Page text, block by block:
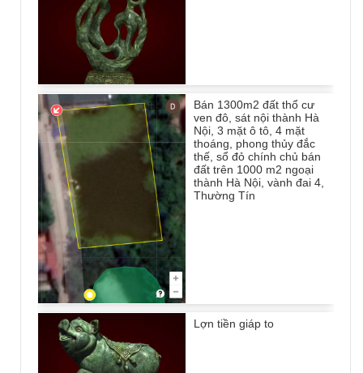
Bán 1300m2 đất thổ cư
ven đô, sát nội thành Hà
Nội, 3 mặt ô tô, 4 mặt
thoáng, phong thủy đắc
thế, sổ đỏ chính chủ bán
đất trên 1000 m2 ngoại
thành Hà Nội, vành đai 4,
Thường Tín
Lợn tiền giáp to